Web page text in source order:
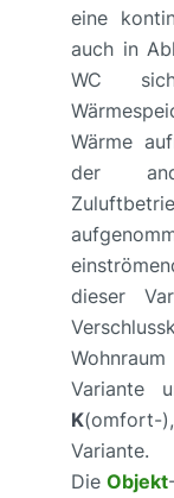
eine
auch in
WC
Wärme
der
dieser
Variante
K(omfort-
Variante.
Die Objekt